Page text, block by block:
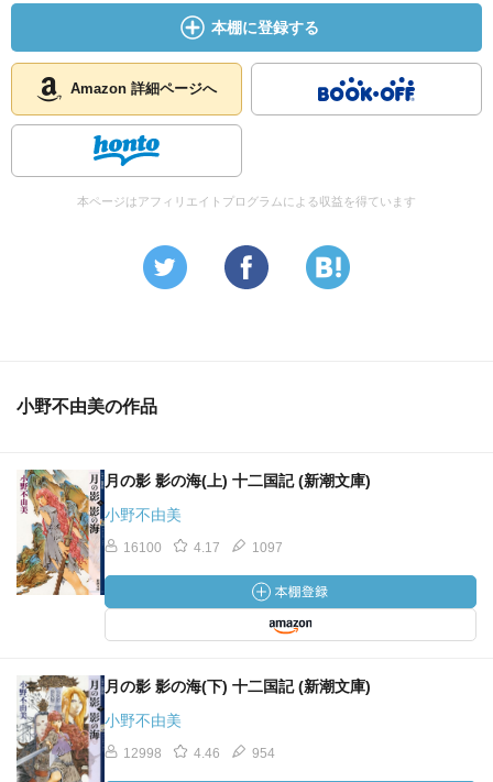
本棚に登録する
Amazon 詳細ページへ
本ページはアフィリエイトプログラムによる収益を得ています
小野不由美の作品
月の影 影の海(上) 十二国記 (新潮文庫)
小野不由美
16100 4.17 1097
月の影 影の海(下) 十二国記 (新潮文庫)
小野不由美
12998 4.46 954